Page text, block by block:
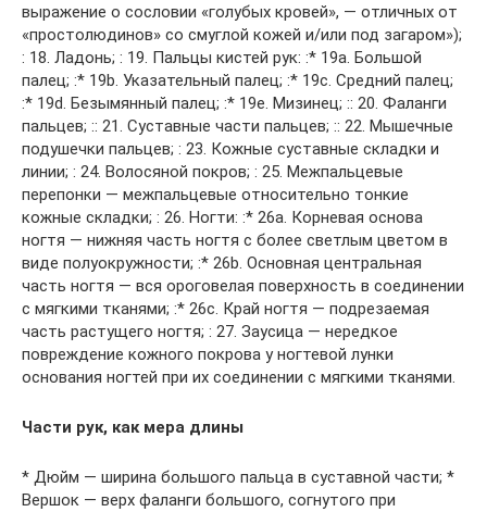
выражение о сословии «голубых кровей», — отличных от
«простолюдинов» со смуглой кожей и/или под загаром»);
: 18. Ладонь; : 19. Пальцы кистей рук: :* 19a. Большой
палец; :* 19b. Указательный палец; :* 19c. Средний палец;
:* 19d. Безымянный палец; :* 19e. Мизинец; :: 20. Фаланги
пальцев; :: 21. Суставные части пальцев; :: 22. Мышечные
подушечки пальцев; : 23. Кожные суставные складки и
линии; : 24. Волосяной покров; : 25. Межпальцевые
перепонки — межпальцевые относительно тонкие
кожные складки; : 26. Ногти: :* 26a. Корневая основа
ногтя — нижняя часть ногтя с более светлым цветом в
виде полуокружности; :* 26b. Основная центральная
часть ногтя — вся ороговелая поверхность в соединении
с мягкими тканями; :* 26c. Край ногтя — подрезаемая
часть растущего ногтя; : 27. Заусица — нередкое
повреждение кожного покрова у ногтевой лунки
основания ногтей при их соединении с мягкими тканями.
Части рук, как мера длины
* Дюйм — ширина большого пальца в суставной части; *
Вершок — верх фаланги большого, согнутого при